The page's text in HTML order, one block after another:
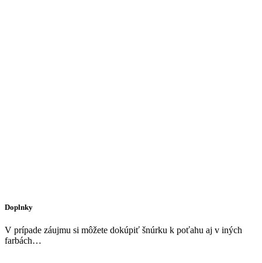
Doplnky
V prípade záujmu si môžete dokúpiť šnúrku k poťahu aj v iných
farbách…